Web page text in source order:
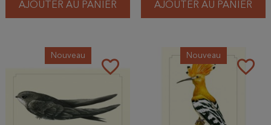
AJOUTER AU PANIER AJOUTER AU PANIER
favorite_border
Nouveau
favorite_border
Nouveau